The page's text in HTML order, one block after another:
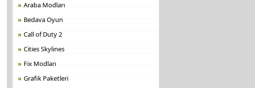
Araba Modları
Bedava Oyun
Call of Duty 2
Cities Skylines
Fix Modları
Grafik Paketleri